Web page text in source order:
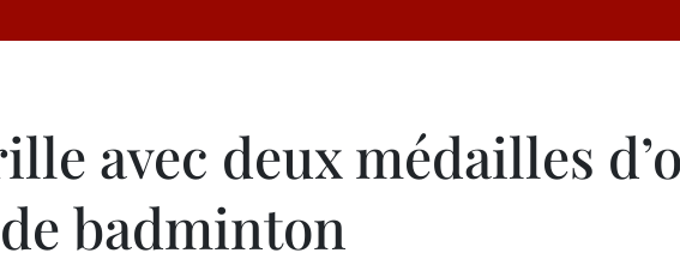
avec deux médailles
badminton